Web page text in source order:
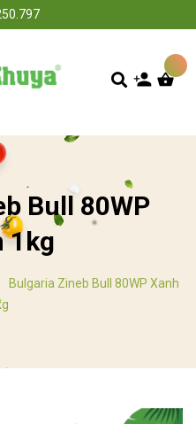
Bull 80WP
1kg
Bulgaria Zineb Bull 80WP Xanh